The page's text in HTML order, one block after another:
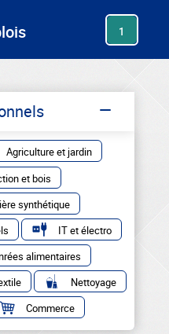
1
Agriculture et jardin
et bois
synthétique
IT et électro
alimentaires
Nettoyage
Commerce